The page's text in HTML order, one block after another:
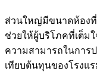
ส่วนใหญ่มีขนาดห้อง
ช่วยให้ผู้บริโภคที่เต็ม
ความสามารถในการ
เทียบต้นทุนของโรงแ